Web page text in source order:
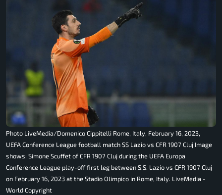
Photo LiveMedia/Domenico Cippitelli Rome, Italy, February 16, 2023,
UEFA Conference League football match SS Lazio vs CFR 1907 Cluj Image
shows: Simone Scuffet of CFR 1907 Cluj during the UEFA Europa
Conference League play-off first leg between S.S. Lazio vs CFR 1907 Cluj
on February 16, 2023 at the Stadio Olimpico in Rome, Italy. LiveMedia -
World Copyright